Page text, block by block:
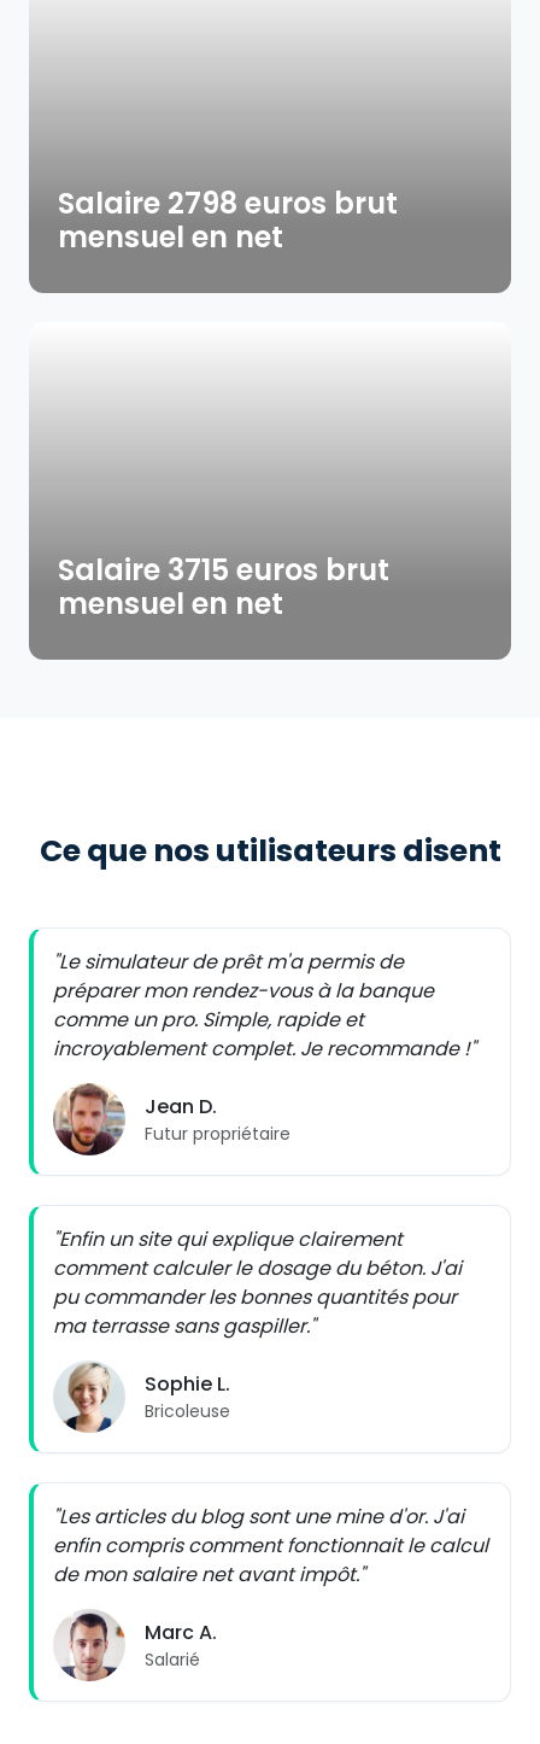
Salaire 2798 euros brut
mensuel en net
Salaire 3715 euros brut
mensuel en net
Ce que nos utilisateurs disent
"Le simulateur de prêt m'a permis de
préparer mon rendez-vous à la banque
comme un pro. Simple, rapide et
incroyablement complet. Je recommande !"
Jean D.
Futur propriétaire
"Enfin un site qui explique clairement
comment calculer le dosage du béton. J'ai
pu commander les bonnes quantités pour
ma terrasse sans gaspiller."
Sophie L.
Bricoleuse
"Les articles du blog sont une mine d'or. J'ai
enfin compris comment fonctionnait le calcul
de mon salaire net avant impôt."
Marc A.
Salarié